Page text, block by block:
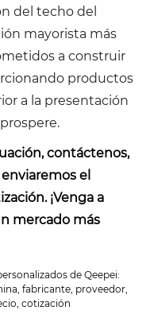
del techo del
mayorista más
a construir
productos
a la presentación
contáctenos,
el
¡Venga a
mercado más
de Qeepei:
fabricante, proveedor,
cotización